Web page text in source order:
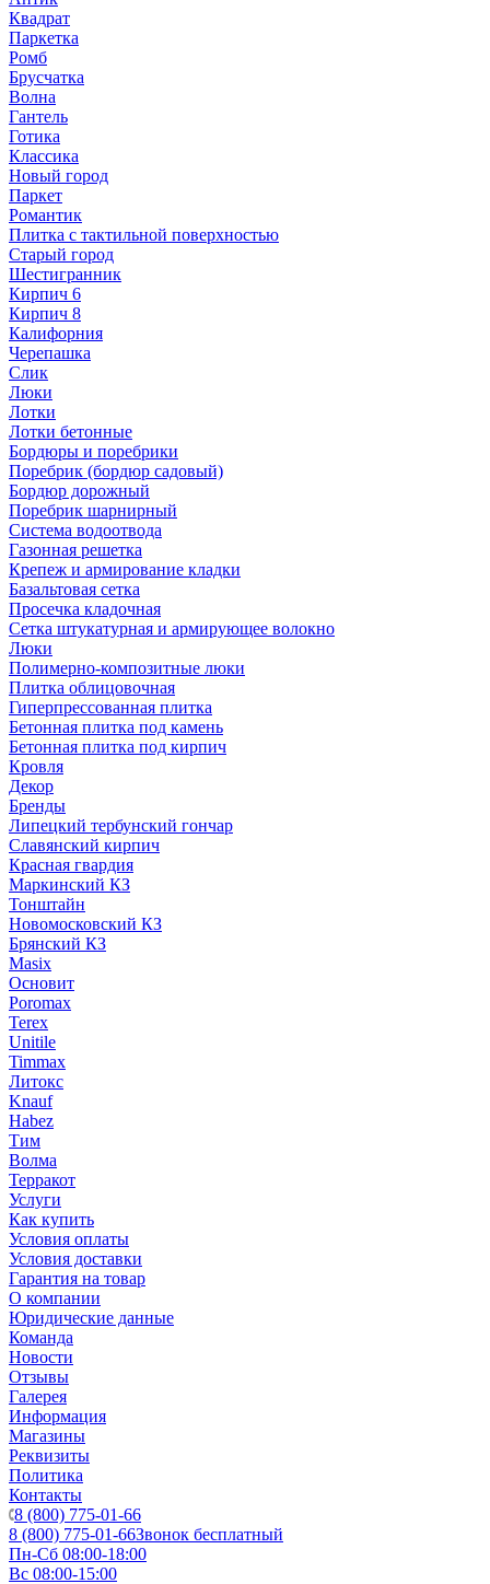
Квадрат
Паркетка
Ромб
Брусчатка
Волна
Гантель
Готика
Классика
Новый город
Паркет
Романтик
Плитка с тактильной поверхностью
Старый город
Шестигранник
Кирпич 6
Кирпич 8
Калифорния
Черепашка
Слик
Люки
Лотки
Лотки бетонные
Бордюры и поребрики
Поребрик (бордюр садовый)
Бордюр дорожный
Поребрик шарнирный
Система водоотвода
Газонная решетка
Крепеж и армирование кладки
Базальтовая сетка
Просечка кладочная
Сетка штукатурная и армирующее волокно
Люки
Полимерно-композитные люки
Плитка облицовочная
Гиперпрессованная плитка
Бетонная плитка под камень
Бетонная плитка под кирпич
Кровля
Декор
Бренды
Липецкий тербунский гончар
Славянский кирпич
Красная гвардия
Маркинский КЗ
Тонштайн
Новомосковский КЗ
Брянский КЗ
Masix
Основит
Poromax
Terex
Unitile
Timmax
Литокс
Knauf
Habez
Тим
Волма
Терракот
Услуги
Как купить
Условия оплаты
Условия доставки
Гарантия на товар
О компании
Юридические данные
Команда
Новости
Отзывы
Галерея
Информация
Магазины
Реквизиты
Политика
Контакты
8 (800) 775-01-66
8 (800) 775-01-66Звонок бесплатный
Пн-Сб 08:00-18:00
Вс 08:00-15:00